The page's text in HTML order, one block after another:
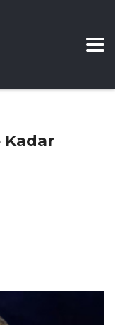
Kadar